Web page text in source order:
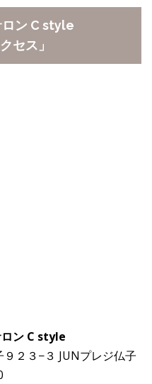
ロン C style
セス」
ン C style
２３−３ JUNプレジ仏子